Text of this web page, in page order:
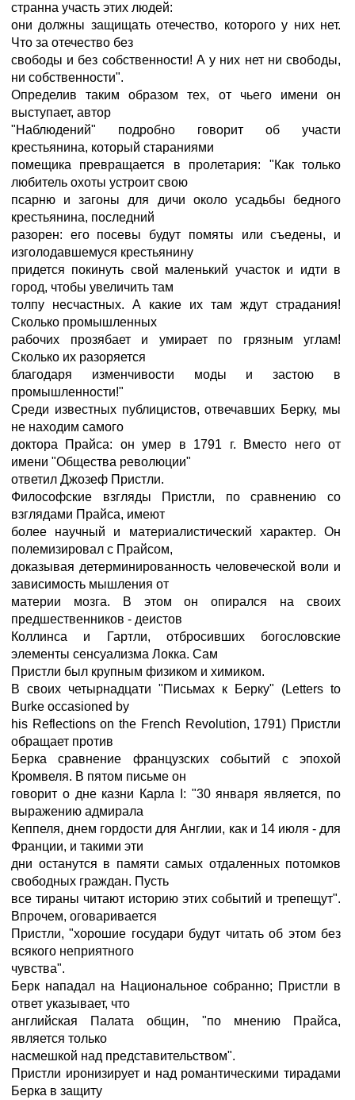
странна участь этих людей:
они должны защищать отечество, которого у них нет.
Что за отечество без
свободы и без собственности! А у них нет ни свободы,
ни собственности".
Определив таким образом тех, от чьего имени он
выступает, автор
"Наблюдений" подробно говорит об участи
крестьянина, который стараниями
помещика превращается в пролетария: "Как только
любитель охоты устроит свою
псарню и загоны для дичи около усадьбы бедного
крестьянина, последний
разорен: его посевы будут помяты или съедены, и
изголодавшемуся крестьянину
придется покинуть свой маленький участок и идти в
город, чтобы увеличить там
толпу несчастных. А какие их там ждут страдания!
Сколько промышленных
рабочих прозябает и умирает по грязным углам!
Сколько их разоряется
благодаря изменчивости моды и застою в
промышленности!"
Среди известных публицистов, отвечавших Берку, мы
не находим самого
доктора Прайса: он умер в 1791 г. Вместо него от
имени "Общества революции"
ответил Джозеф Пристли.
Философские взгляды Пристли, по сравнению со
взглядами Прайса, имеют
более научный и материалистический характер. Он
полемизировал с Прайсом,
доказывая детерминированность человеческой воли и
зависимость мышления от
материи мозга. В этом он опирался на своих
предшественников - деистов
Коллинса и Гартли, отбросивших богословские
элементы сенсуализма Локка. Сам
Пристли был крупным физиком и химиком.
В своих четырнадцати "Письмах к Берку" (Letters to
Burke occasioned by
his Reflections on the French Revolution, 1791) Пристли
обращает против
Берка сравнение французских событий с эпохой
Кромвеля. В пятом письме он
говорит о дне казни Карла I: "30 января является, по
выражению адмирала
Кеппеля, днем гордости для Англии, как и 14 июля - для
Франции, и такими эти
дни останутся в памяти самых отдаленных потомков
свободных граждан. Пусть
все тираны читают историю этих событий и трепещут".
Впрочем, оговаривается
Пристли, "хорошие государи будут читать об этом без
всякого неприятного
чувства".
Берк нападал на Национальное собранно; Пристли в
ответ указывает, что
английская Палата общин, "по мнению Прайса,
является только
насмешкой над представительством".
Пристли иронизирует и над романтическими тирадами
Берка в защиту